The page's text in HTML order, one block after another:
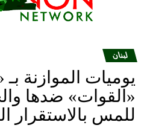
لبنان
يوميات الموازنة بـ
«القوات» ضدها
للمس بالاستقرار